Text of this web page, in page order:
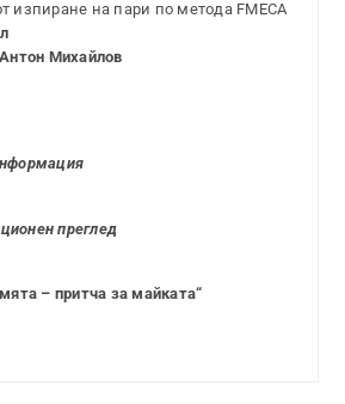
изпиране на пари по метода FMECA
Антон Михайлов
преглед
– притча за майката“